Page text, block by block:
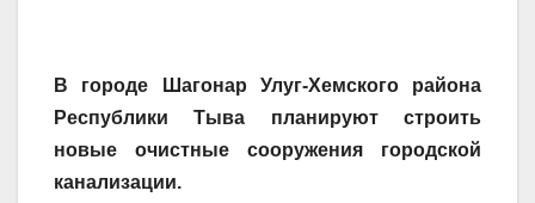
В городе Шагонар Улуг-Хемского района
Республики Тыва планируют строить
новые очистные сооружения городской
канализации.